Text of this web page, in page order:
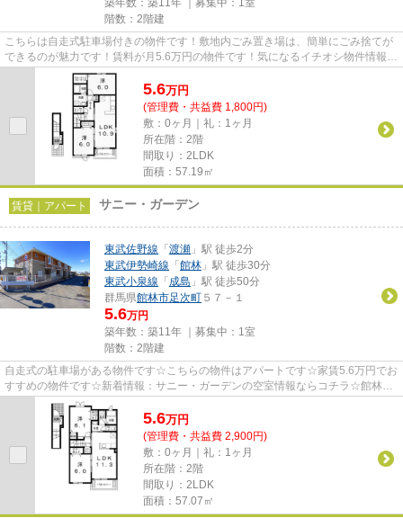
築年数：築11年 ｜募集中： 1室
階数：2階建
こちらは自走式駐車場付きの物件です！敷地内ごみ置き場は、簡単にごみ捨てが
できるのが魅力です！賃料が月5.6万円の物件です！気になるイチオシ物件情報：
「A.T.Garden」！当社スタッ...
5.6万円
(管理費・共益費 1,800円)
敷：0ヶ月｜礼：1ヶ月
所在階：2階
間取り：2LDK
面積：57.19㎡
賃貸｜アパート サニー・ガーデン
東武佐野線 「 渡瀬 」駅 徒歩2分
東武伊勢崎線 「 館林 」駅 徒歩30分
東武小泉線 「 成島 」駅 徒歩50分
群馬県館林市足次町 ５７－１
5.6万円
築年数：築11年 ｜募集中： 1室
階数：2階建
自走式の駐車場がある物件です☆こちらの物件はアパートです☆家賃5.6万円でお
すすめの物件です☆新着情報：サニー・ガーデンの空室情報ならコチラ☆館林市
エリアにある賃貸情報のことなら...
5.6万円
(管理費・共益費 2,900円)
敷：0ヶ月｜礼：1ヶ月
所在階：2階
間取り：2LDK
面積：57.07㎡